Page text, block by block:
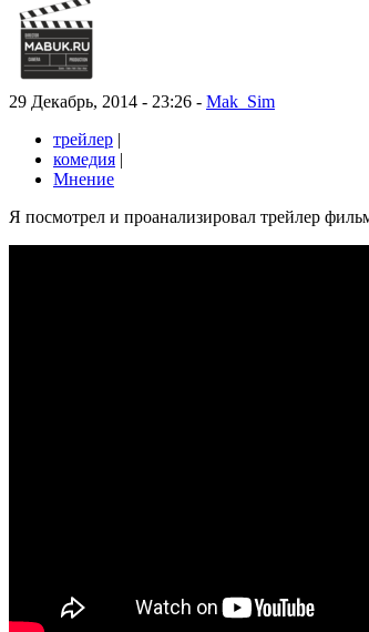
29 Декабрь, 2014 - 23:26 - Mak_Sim
трейлер |
комедия |
Мнение
Я посмотрел и проанализировал трейлер